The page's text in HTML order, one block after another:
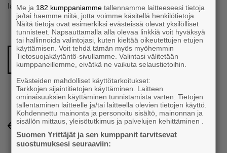
laadunvalvonta, mittaus ja luotaus.
LINKEDIN-PROFIILI
Yrityshakemisto-listaukseen
Me ja 182 kumppaniamme tallennamme laitteeseesi tietoja
ja/tai haemme niitä, jotta voimme käsitellä henkilötietoja.
Näitä tietoja ovat esimerkiksi evästeissä olevat yksilölliset
tunnisteet. Napsauttamalla alla olevaa linkkiä voit hyväksyä
tai hallinnoida valintojasi, kuten kieltää oikeutettujen etujen
käyttämisen. Voit tehdä tämän myös myöhemmin
Tietosuojakäytäntö-sivullamme. Valintasi välitetään
kumppaneillemme, eivätkä ne vaikuta selaustietoihin.
Evästeiden mahdolliset käyttötarkoitukset:
Tarkkojen sijaintitietojen käyttäminen. Laitteen
ominaisuuksien käyttäminen tunnistamista varten. Tietojen
tallentaminen laitteelle ja/tai laitteella olevien tietojen käyttö.
Kohdennettu mainonta ja personoitu sisältö, mainonnan ja
sisällön mittaus, yleisötutkimus ja palvelujen kehittäminen .
Suomen Yrittäjät ja sen kumppanit tarvitsevat
suostumuksesi seuraaviin: